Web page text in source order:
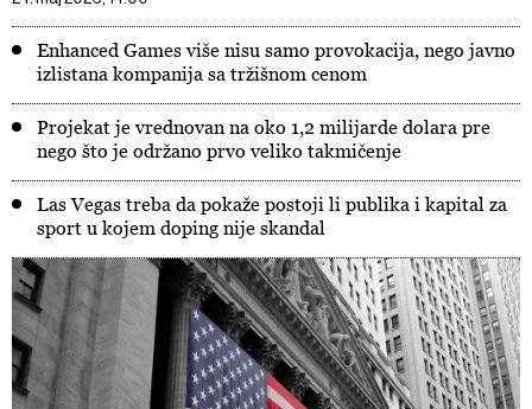
Enhanced Games više nisu samo provokacija, nego javno
izlistana kompanija sa tržišnom cenom
Projekat je vrednovan na oko 1,2 milijarde dolara pre
nego što je održano prvo veliko takmičenje
Las Vegas treba da pokaže postoji li publika i kapital za
sport u kojem doping nije skandal